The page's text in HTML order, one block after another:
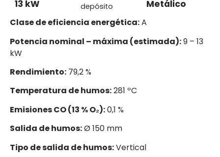
13 kW
depósito
Metálico
Clase de eficiencia energética:A
Potencia nominal – máxima (estimada):9 – 13
kW
Rendimiento: 79,2 %
Temperatura de humos:281 ºC
Emisiones CO (13 % O₂):0,1 %
Salida de humos:Ø 150 mm
Tipo de salida de humos:Vertical